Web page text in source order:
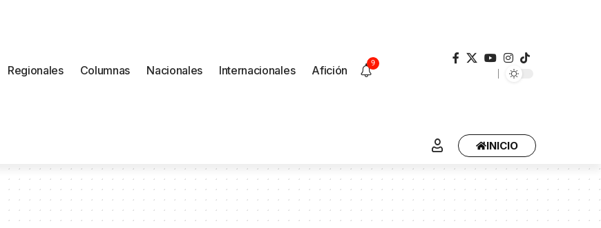
Regionales Columnas Nacionales Internacionales Afición
9
INICIO